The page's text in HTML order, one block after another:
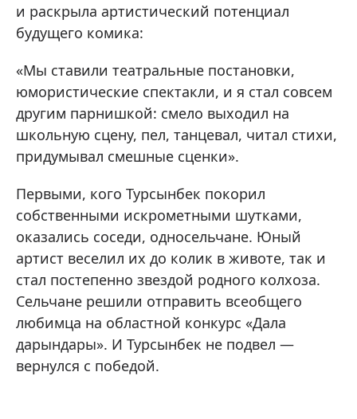
и раскрыла артистический потенциал
будущего комика:
«Мы ставили театральные постановки,
юмористические спектакли, и я стал совсем
другим парнишкой: смело выходил на
школьную сцену, пел, танцевал, читал стихи,
придумывал смешные сценки».
Первыми, кого Турсынбек покорил
собственными искрометными шутками,
оказались соседи, односельчане. Юный
артист веселил их до колик в животе, так и
стал постепенно звездой родного колхоза.
Сельчане решили отправить всеобщего
любимца на областной конкурс «Дала
дарындары». И Турсынбек не подвел —
вернулся с победой.